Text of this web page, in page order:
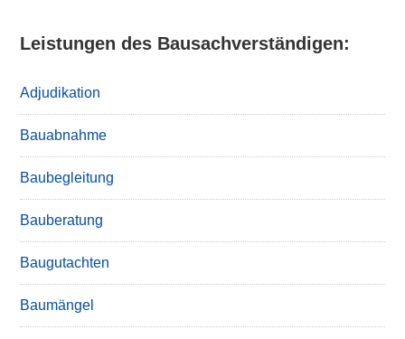
Leistungen des Bausachverständigen:
Adjudikation
Bauabnahme
Baubegleitung
Bauberatung
Baugutachten
Baumängel